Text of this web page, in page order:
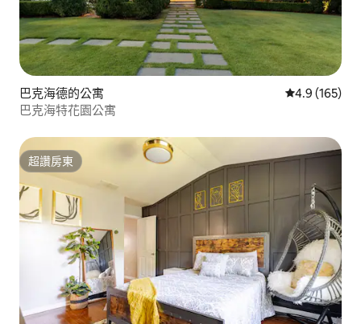
巴克海德的公寓 從 165 則評
4.9 (165)
巴克海特花園公寓
超讚房東
超讚房東